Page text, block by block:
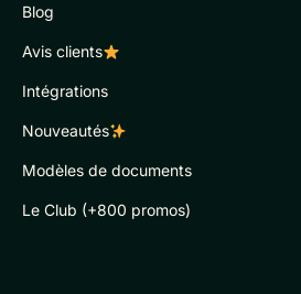
Blog
Avis clients
Intégrations
Nouveautés
Modèles de documents
Le Club (+800 promos)